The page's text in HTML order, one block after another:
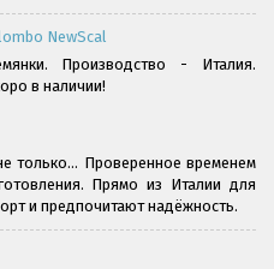
NewScal
Производство - Италия.
в наличии!
только... Проверенное временем
Прямо из Италии для
и предпочитают надёжность.